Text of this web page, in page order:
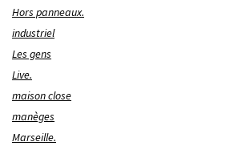
Hors panneaux.
industriel
Les gens
Live.
maison close
manèges
Marseille.